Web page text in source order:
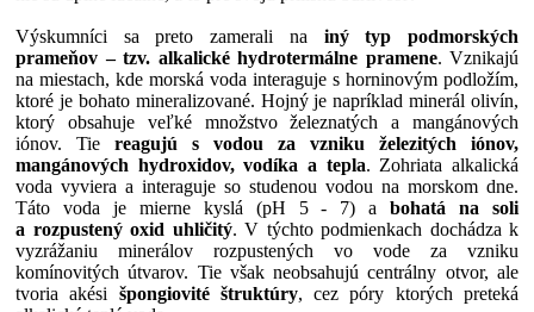
Výskumníci sa preto zamerali na iný typ podmorských
prameňov – tzv. alkalické hydrotermálne pramene. Vznikajú
na miestach, kde morská voda interaguje s horninovým podložím,
ktoré je bohato mineralizované. Hojný je napríklad minerál olivín,
ktorý obsahuje veľké množstvo železnatých a mangánových
iónov. Tie reagujú s vodou za vzniku železitých iónov,
mangánových hydroxidov, vodíka a tepla. Zohriata alkalická
voda vyviera a interaguje so studenou vodou na morskom dne.
Táto voda je mierne kyslá (pH 5 - 7) abohatá na soli
a rozpustený oxid uhličitý. V týchto podmienkach dochádza k
vyzrážaniu minerálov rozpustených vo vode za vzniku
komínovitých útvarov. Tie však neobsahujú centrálny otvor, ale
tvoria akési špongiovité štruktúry, cez póry ktorých preteká